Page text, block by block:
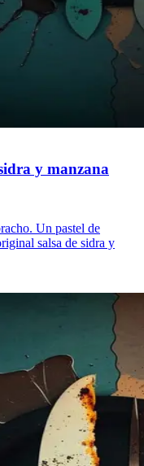
y manzana
Un pastel de
salsa de sidra y